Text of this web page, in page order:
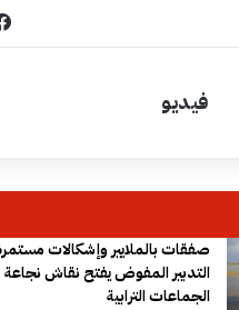
فيديو
صفقات بالملايير وإشكالات
التدبير المفوض يفتح نقاش نجاعة
الجماعات الترابية